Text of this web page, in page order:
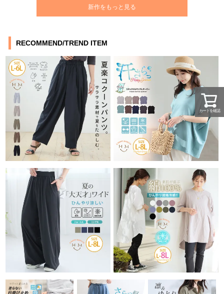
新作をもっと見る
RECOMMEND/TREND ITEM
カートを確認